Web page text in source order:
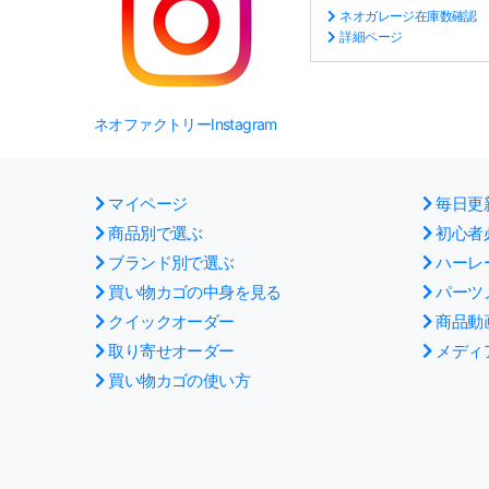
ネオファクトリーInstagram
ネオガレージ在庫数確認
詳細ページ
マイページ
商品別で選ぶ
ブランド別で選ぶ
買い物カゴの中身を見る
クイックオーダー
取り寄せオーダー
買い物カゴの使い方
毎日更
初心者
ハーレ
パーツ
商品動
メディ